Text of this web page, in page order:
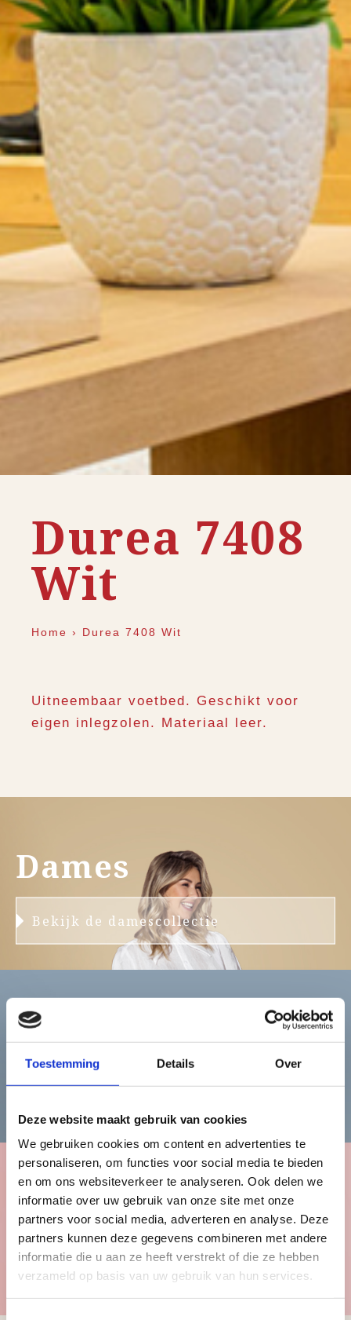
Toestemming Details Over
Deze website maakt gebruik van cookies
We gebruiken cookies om content en advertenties te
personaliseren, om functies voor social media te bieden
en om ons websiteverkeer te analyseren. Ook delen we
informatie over uw gebruik van onze site met onze
partners voor social media, adverteren en analyse. Deze
partners kunnen deze gegevens combineren met andere
informatie die u aan ze heeft verstrekt of die ze hebben
verzameld op basis van uw gebruik van hun services.
Durea 7408
Wit
Home › Durea 7408 Wit
Uitneembaar voetbed. Geschikt voor
eigen inlegzolen. Materiaal leer.
Dames
Bekijk de damescollectie
Heren
Kinderen
Bekijk de kindercollectie